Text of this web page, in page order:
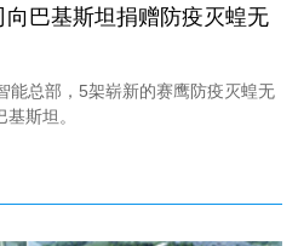
巴基斯坦捐赠防疫灭蝗无
能总部，5架崭新的赛鹰防疫灭蝗无
斯坦。